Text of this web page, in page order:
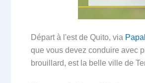
Départ à l'est de Quito, via
que vous devez conduire avec
brouillard, est la belle ville de